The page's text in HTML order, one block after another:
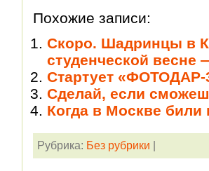
Похожие записи:
Скоро. Шадринцы в
студенческой весне
Стартует «ФОТОДАР-
Сделай, если
Когда в Москве
Рубрика: Без рубрики